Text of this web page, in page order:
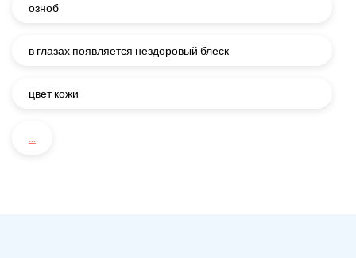
озноб
в глазах появляется нездоровый блеск
цвет кожи
...